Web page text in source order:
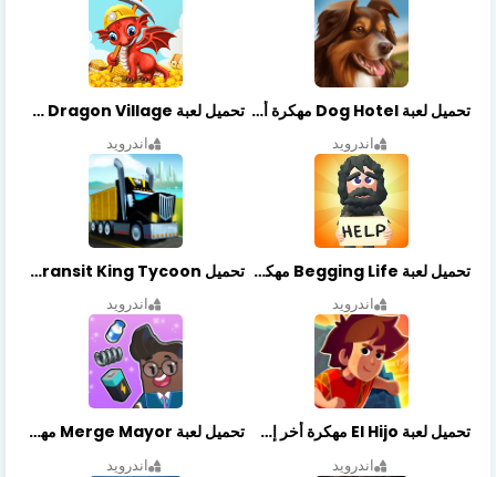
تحميل لعبة Dog Hotel مهكرة أخر إصدار
اندرويد
تحميل لعبة Dragon Village مهكرة أخر إصدار
اندرويد
تحميل لعبة Begging Life مهكرة أخر إصدار
اندرويد
تحميل Transit King Tycoon مهكرة أخر إصدار
اندرويد
تحميل لعبة El Hijo مهكرة أخر إصدار
اندرويد
تحميل لعبة Merge Mayor مهكرة أخر إصدار
اندرويد